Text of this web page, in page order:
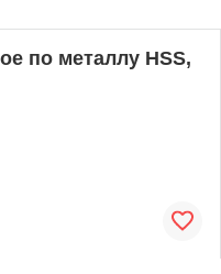
по металлу HSS,